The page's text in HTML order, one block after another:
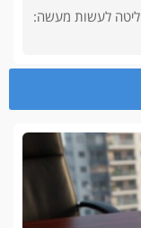
לעשות מעשה: